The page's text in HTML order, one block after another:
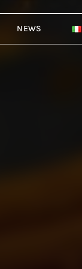
NEWS